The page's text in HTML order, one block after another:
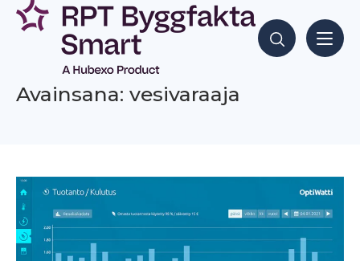
Siirry
sisältöön
Hae sisältöjä
Avainsana: vesivaraaja